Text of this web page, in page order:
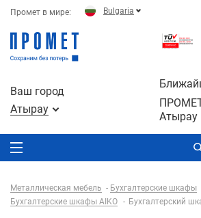
Промет в мире: Bulgaria
Ваш город
Атырау
Атырау
Металлическая мебель
Бухгалтерские шкафы
Бухгалтерские шкафы AIKO
Бухгалтерский